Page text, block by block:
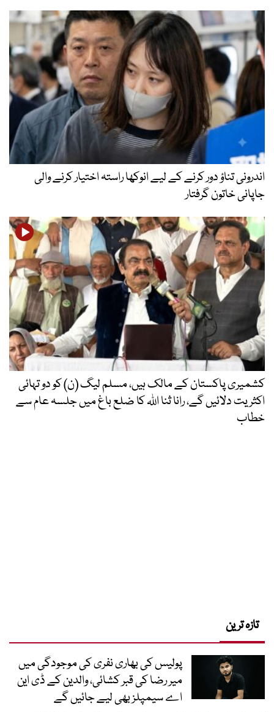
اندرونی تناؤ دور کرنے کے لیے انوکھا راستہ اختیار کرنے والی
جاپانی خاتون گرفتار
کشمیری پاکستان کے مالک ہیں، مسلم لیگ (ن) کو دو تہائی
اکثریت دلائیں گے، رانا ثنا اللہ کا ضلع باغ میں جلسہ عام سے
خطاب
تازہ ترین
پولیس کی بھاری نفری کی موجودگی میں
میر رضا کی قبر کشائی، والدین کے ڈی این
اے سیمپلز بھی لیے جائیں گے